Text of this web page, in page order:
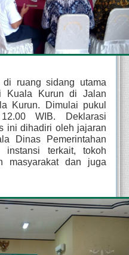
di ruang sidang utama
Kuala Kurun di Jalan
Kurun. Dimulai pukul
WIB. Deklarasi
ini dihadiri oleh jajaran
Dinas Pemerintahan
instansi terkait, tokoh
masyarakat dan juga